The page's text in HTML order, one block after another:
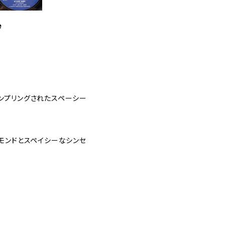
ングされたスペーシー
ンドとスペイシーなシンセ